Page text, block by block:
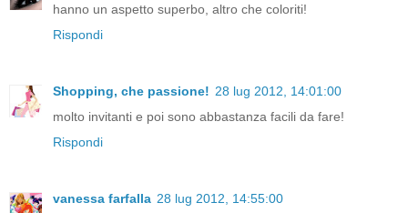
hanno un aspetto superbo, altro che coloriti!
Rispondi
Shopping, che passione! 28 lug 2012, 14:01:00
molto invitanti e poi sono abbastanza facili da fare!
Rispondi
vanessa farfalla 28 lug 2012, 14:55:00